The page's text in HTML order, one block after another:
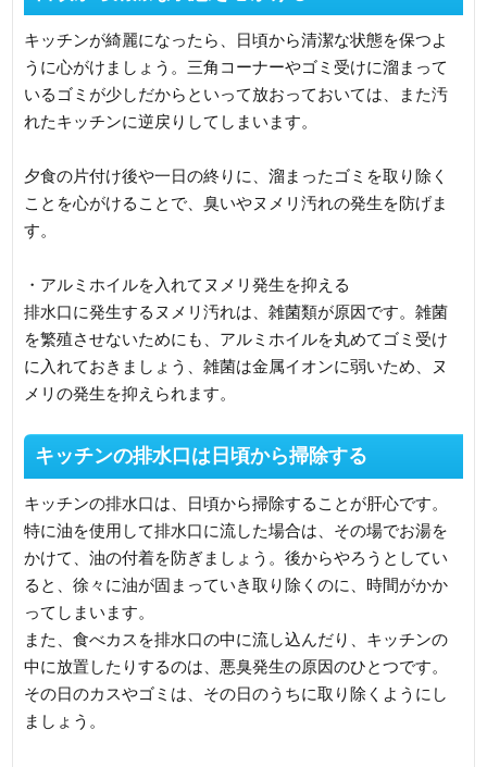
キッチンが綺麗になったら、日頃から清潔な状態を保つよ
うに心がけましょう。三角コーナーやゴミ受けに溜まって
いるゴミが少しだからといって放おっておいては、また汚
れたキッチンに逆戻りしてしまいます。
夕食の片付け後や一日の終りに、溜まったゴミを取り除く
ことを心がけることで、臭いやヌメリ汚れの発生を防げま
す。
・アルミホイルを入れてヌメリ発生を抑える
排水口に発生するヌメリ汚れは、雑菌類が原因です。雑菌
を繁殖させないためにも、アルミホイルを丸めてゴミ受け
に入れておきましょう、雑菌は金属イオンに弱いため、ヌ
メリの発生を抑えられます。
キッチンの排水口は日頃から掃除する
キッチンの排水口は、日頃から掃除することが肝心です。
特に油を使用して排水口に流した場合は、その場でお湯を
かけて、油の付着を防ぎましょう。後からやろうとしてい
ると、徐々に油が固まっていき取り除くのに、時間がかか
ってしまいます。
また、食べカスを排水口の中に流し込んだり、キッチンの
中に放置したりするのは、悪臭発生の原因のひとつです。
その日のカスやゴミは、その日のうちに取り除くようにし
ましょう。